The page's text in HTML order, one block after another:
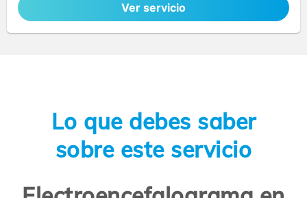
Ver servicio
Lo que debes saber
sobre este servicio